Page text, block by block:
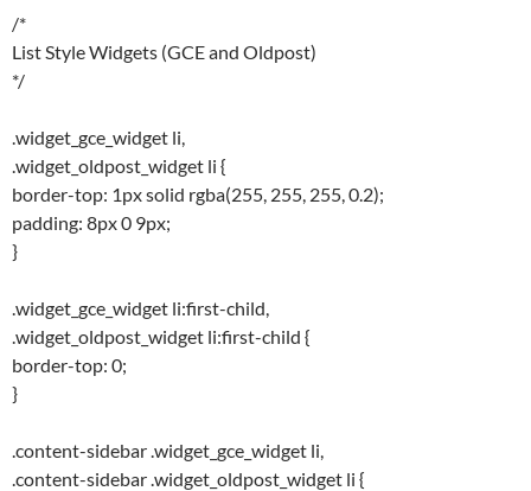
/*
List Style Widgets (GCE and Oldpost)
*/
.widget_gce_widget li,
.widget_oldpost_widget li {
border-top: 1px solid rgba(255, 255, 255, 0.2);
padding: 8px 0 9px;
}
.widget_gce_widget li:first-child,
.widget_oldpost_widget li:first-child {
border-top: 0;
}
.content-sidebar .widget_gce_widget li,
.content-sidebar .widget_oldpost_widget li {